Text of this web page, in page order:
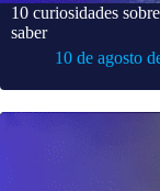
10 curiosidades
saber
10 de agosto